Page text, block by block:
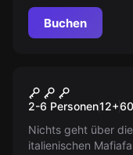
Sie.Buchen
Der
2-6 Personen12+60
Nichts geht über
italienischen